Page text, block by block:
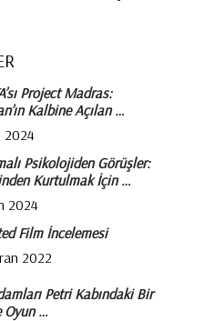
Project Madras:
Kalbine Açılan …
2024
Psikolojiden Görüşler:
Kurtulmak İçin …
2024
Film İncelemesi
2022
Petri Kabındaki Bir
Oyun …